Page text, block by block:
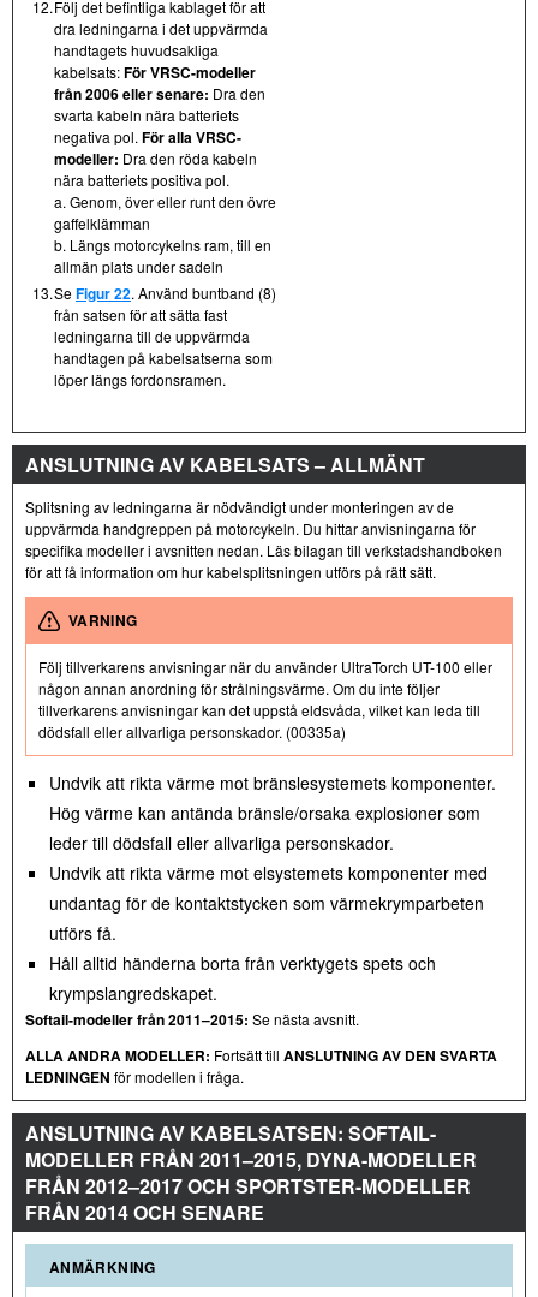
12.Följ det befintliga kablaget för att
dra ledningarna i det uppvärmda
handtagets huvudsakliga
kabelsats:För VRSC-modeller
från 2006 eller senare: Dra den
svarta kabeln nära batteriets
negativa pol. För alla VRSC-
modeller: Dra den röda kabeln
nära batteriets positiva pol.
a. Genom, över eller runt den övre
gaffelklämman
b. Längs motorcykelns ram, till en
allmän plats under sadeln
13.SeFigur 22. Använd buntband (8)
från satsen för att sätta fast
ledningarna till de uppvärmda
handtagen på kabelsatserna som
löper längs fordonsramen.
ANSLUTNING AV KABELSATS – ALLMÄNT
Splitsning av ledningarna är nödvändigt under monteringen av de
uppvärmda handgreppen på motorcykeln. Du hittar anvisningarna för
specifika modeller i avsnitten nedan. Läs bilagan till verkstadshandboken
för att få information om hur kabelsplitsningen utförs på rätt sätt.
VARNING
Följ tillverkarens anvisningar när du använder UltraTorch UT-100 eller
någon annan anordning för strålningsvärme. Om du inte följer
tillverkarens anvisningar kan det uppstå eldsvåda, vilket kan leda till
dödsfall eller allvarliga personskador. (00335a)
Undvik att rikta värme mot bränslesystemets komponenter.
Hög värme kan antända bränsle/orsaka explosioner som
leder till dödsfall eller allvarliga personskador.
Undvik att rikta värme mot elsystemets komponenter med
undantag för de kontaktstycken som värmekrymparbeten
utförs få.
Håll alltid händerna borta från verktygets spets och
krympslangredskapet.
Softail-modeller från 2011–2015: Se nästa avsnitt.
ALLA ANDRA MODELLER: Fortsätt till ANSLUTNING AV DEN SVARTA
LEDNINGEN för modellen i fråga.
ANSLUTNING AV KABELSATSEN: SOFTAIL-
MODELLER FRÅN 2011–2015, DYNA-MODELLER
FRÅN 2012–2017 OCH SPORTSTER-MODELLER
FRÅN 2014 OCH SENARE
ANMÄRKNING